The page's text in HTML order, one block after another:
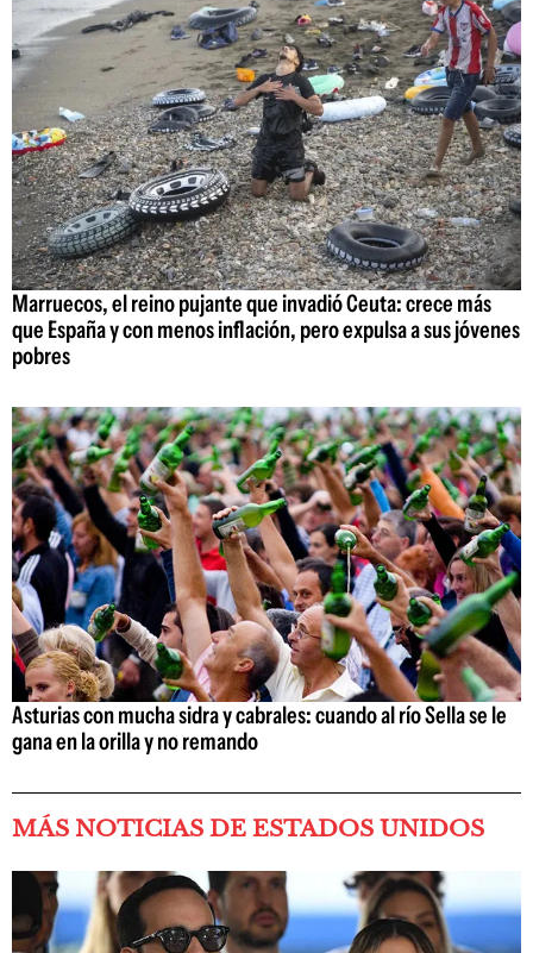
Marruecos, el reino pujante que invadió Ceuta: crece más
que España y con menos inflación, pero expulsa a sus jóvenes
pobres
Asturias con mucha sidra y cabrales: cuando al río Sella se le
gana en la orilla y no remando
MÁS NOTICIAS DE ESTADOS UNIDOS